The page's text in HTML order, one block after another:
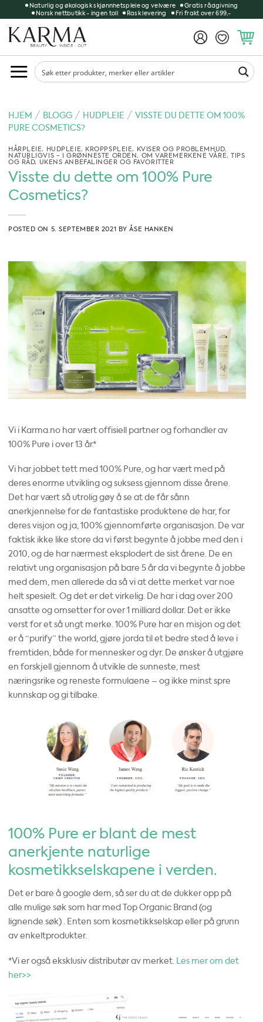
to
content
Naturlig og økologisk skjønnhetspleie og velvære
Gratis rådgivning
Norsk nettbutikk - ingen toll
Rask levering Fri frakt over 699,-
HJEM / BLOGG / HUDPLEIE / VISSTE DU DETTE OM 100%
PURE COSMETICS?
HÅRPLEIE, HUDPLEIE, KROPPSPLEIE, KVISER OG PROBLEMHUD,
NATURLIGVIS - I GRØNNESTE ORDEN, OM VAREMERKENE VÅRE,TIPS
OG RÅD, UKENS ANBEFALINGER OG FAVORITTER
Visste du dette om 100% Pure
Cosmetics?
POSTED ON 5. SEPTEMBER 2021 BYÅSE HANKEN
Vi i Karma.no har vært offisiell partner og forhandler av
100% Pure i over 13 år.*
Vi har jobbet tett med 100% Pure, og har vært med på
deres enorme utvikling og suksess gjennom disse årene.
Det har vært så utrolig gøy å se at de får sånn
anerkjennelse for de fantastiske produktene de har, for
deres visjon og ja, 100% gjennomførte organisasjon. De var
faktisk ikke like store da vi først begynte å jobbe med den i
2010, og de har nærmest eksplodert de sist årene. De en
relativt ung organisasjon på bare 5 år da vi begynte å jobbe
med dem, men allerede da så vi at dette merket var noe
helt spesielt. Og det er det virkelig. De har i dag over 200
ansatte og omsetter for over 1 milliard dollar. Det er ikke
verst for et så ungt merke. 100% Pure har en misjon og det
er å “purify” the world, gjøre jorda til et bedre sted å leve i
fremtiden, både for mennesker og dyr. De ønsker å utgjøre
en forskjell gjennom å utvikle de sunneste, mest
næringsrike og reneste formulaene – og ikke minst spre
kunnskap og gi tilbake.
100% Pure er blant de mest
anerkjente naturlige
kosmetikkselskapene i verden.
Det er bare å google dem, så ser du at de dukker opp på
alle mulige søk som har med Top Organic Brand (og
lignende søk) . Enten som kosmetikkselskap eller på grunn
av enkeltprodukter.
*Vi er også eksklusiv distributør av merket. Les mer om det
her>>